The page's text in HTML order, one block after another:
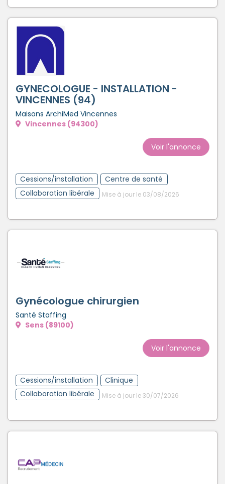
GYNECOLOGUE - INSTALLATION -
VINCENNES (94)
Maisons ArchiMed Vincennes
Vincennes (94300)
Voir l'annonce
Cessions/installation
Centre de santé
Collaboration libérale
Mise à jour le 03/08/2026
Gynécologue chirurgien
Santé Staffing
Sens (89100)
Voir l'annonce
Cessions/installation
Clinique
Collaboration libérale
Mise à jour le 30/07/2026